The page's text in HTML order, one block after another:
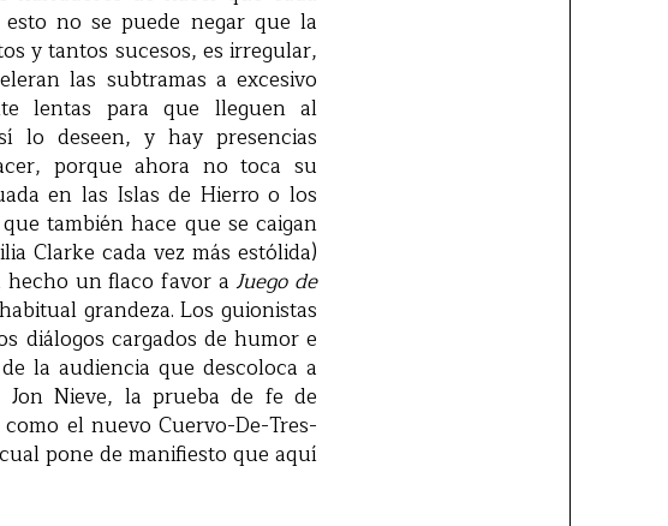
no se puede negar que la
y tantos sucesos, es irregular,
las subtramas a excesivo
lentas para que lleguen al
lo deseen, y hay presencias
porque ahora no toca su
en las Islas de Hierro o los
también hace que se caigan
Clarke cada vez más estólida)
hecho un flaco favor aJuego de
grandeza. Los guionistas
diálogos cargados de humor e
la audiencia que descoloca a
Jon Nieve, la prueba de fe de
el nuevo Cuervo-De-Tres-
pone de manifiesto que aquí